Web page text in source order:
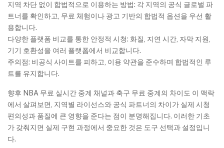
지역 차단 없이 합법적으로 이용하는 방법: 각 지역의 공식 글로벌 파
트너를 확인하고, 무료 체험이나 광고 기반의 합법적 옵션을 우선 활
용합니다.
다양한 플랫폼 비교를 통한 안정적 시청: 화질, 지연 시간, 자막 지원,
기기 호환성을 여러 플랫폼에서 비교합니다.
주의점: 비공식 사이트를 피하고, 이용 약관을 준수하며 합법적인 루
트를 유지합니다.
향후 NBA 무료 실시간 중계 채널과 축구 무료 중계의 차이도 이 맥락
에서 살펴보면, 지역별 라이선스와 공식 파트너의 차이가 실제 시청
편의성과 품질에 큰 영향을 준다는 점이 분명해집니다. 이러한 기초
가 갖춰지면 실제 구현 과정에서 중요한 것은 도구 선택과 설정입니
다.